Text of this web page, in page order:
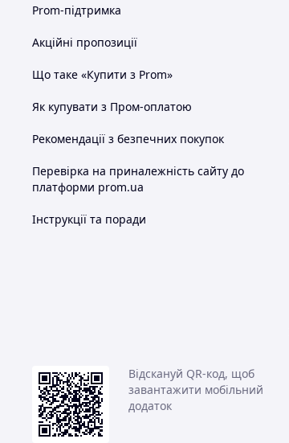
Prom-підтримка
Акційні пропозиції
Що таке «Купити з Prom»
Як купувати з Пром-оплатою
Рекомендації з безпечних покупок
Перевірка на приналежність сайту до
платформи prom.ua
Інструкції та поради
Відскануй QR-код, щоб
завантажити мобільний
додаток